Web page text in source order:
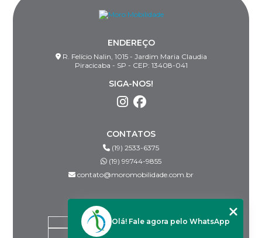
ENDEREÇO
R. Felício Nalin, 1015 - Jardim Maria Claudia
Piracicaba - SP - CEP: 13408-041
SIGA-NOS!
CONTATOS
(19) 2533-6375
(19) 99744-9855
contato@moromobilidade.com.br
HOME
Olá! Fale agora pelo WhatsApp